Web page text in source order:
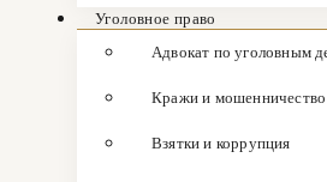
Уголовное право
Адвокат по уголовным
Кражи и мошенничество
Взятки и коррупция